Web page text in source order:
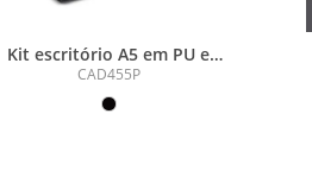
Kit escritório A5 em PU e
Caneta Metalica
CAD455P